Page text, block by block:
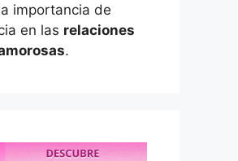
importancia de
en las relaciones
.